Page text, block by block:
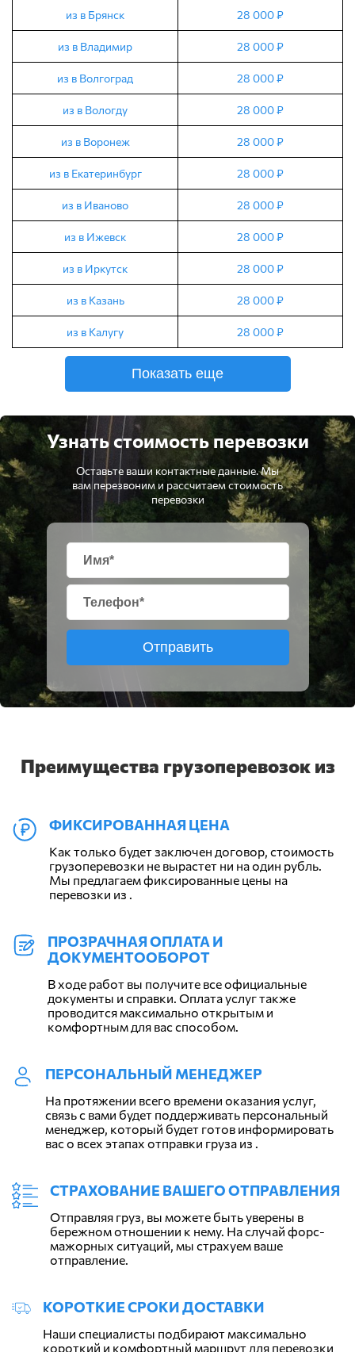
из в Брянск 28 000 ₽
из в Владимир 28 000 ₽
из в Волгоград 28 000 ₽
из в Вологду 28 000 ₽
из в Воронеж 28 000 ₽
из в Екатеринбург 28 000 ₽
из в Иваново 28 000 ₽
из в Ижевск 28 000 ₽
из в Иркутск 28 000 ₽
из в Казань 28 000 ₽
из в Калугу 28 000 ₽
Показать еще
Узнать стоимость перевозки
Оставьте ваши контактные данные. Мы
вам перезвоним и рассчитаем стоимость
перевозки
Отправить
Преимущества грузоперевозок из
ФИКСИРОВАННАЯ ЦЕНА
Как только будет заключен договор, стоимость
грузоперевозки не вырастет ни на один рубль.
Мы предлагаем фиксированные цены на
перевозки из .
ПРОЗРАЧНАЯ ОПЛАТА И
ДОКУМЕНТООБОРОТ
В ходе работ вы получите все официальные
документы и справки. Оплата услуг также
проводится максимально открытым и
комфортным для вас способом.
ПЕРСОНАЛЬНЫЙ МЕНЕДЖЕР
На протяжении всего времени оказания услуг,
связь с вами будет поддерживать персональный
менеджер, который будет готов информировать
вас о всех этапах отправки груза из .
СТРАХОВАНИЕ ВАШЕГО ОТПРАВЛЕНИЯ
Отправляя груз, вы можете быть уверены в
бережном отношении к нему. На случай форс-
мажорных ситуаций, мы страхуем ваше
отправление.
КОРОТКИЕ СРОКИ ДОСТАВКИ
Наши специалисты подбирают максимально
короткий и комфортный маршрут для перевозки